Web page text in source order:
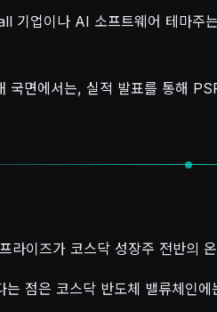
기업이나 AI 소프트웨어 테마주
국면에서는, 실적 발표를 통해
라이즈가 코스닥 성장주 전반의
점은 코스닥 반도체 밸류체인